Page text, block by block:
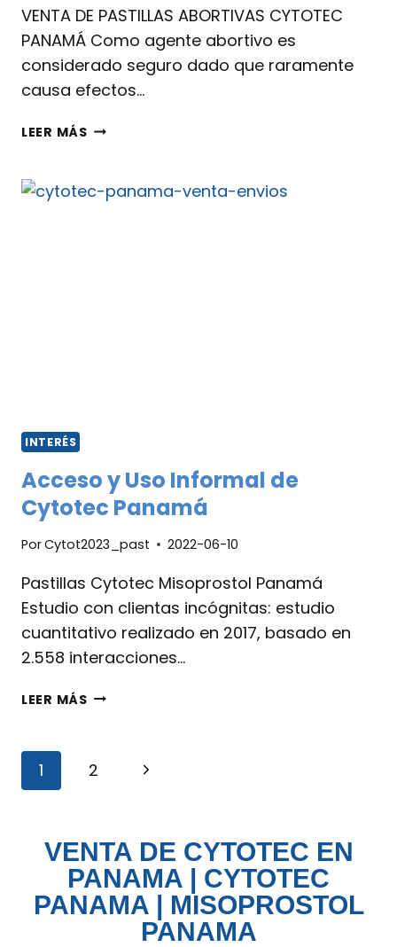
VENTA DE PASTILLAS ABORTIVAS CYTOTEC
PANAMÁ Como agente abortivo es
considerado seguro dado que raramente
causa efectos…
LEER MÁS
INTERÉS
Acceso y Uso Informal de
Cytotec Panamá
PorCytot2023_past 2022-06-10
Pastillas Cytotec Misoprostol Panamá
Estudio con clientas incógnitas: estudio
cuantitativo realizado en 2017, basado en
2.558 interacciones…
LEER MÁS
1 2
VENTA DE CYTOTEC EN
PANAMA | CYTOTEC
PANAMA | MISOPROSTOL
PANAMA